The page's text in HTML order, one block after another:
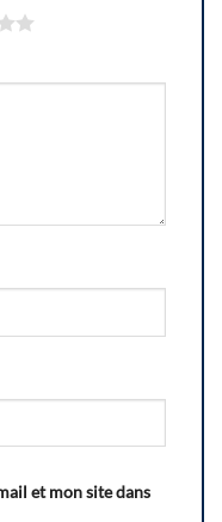
et mon site dans